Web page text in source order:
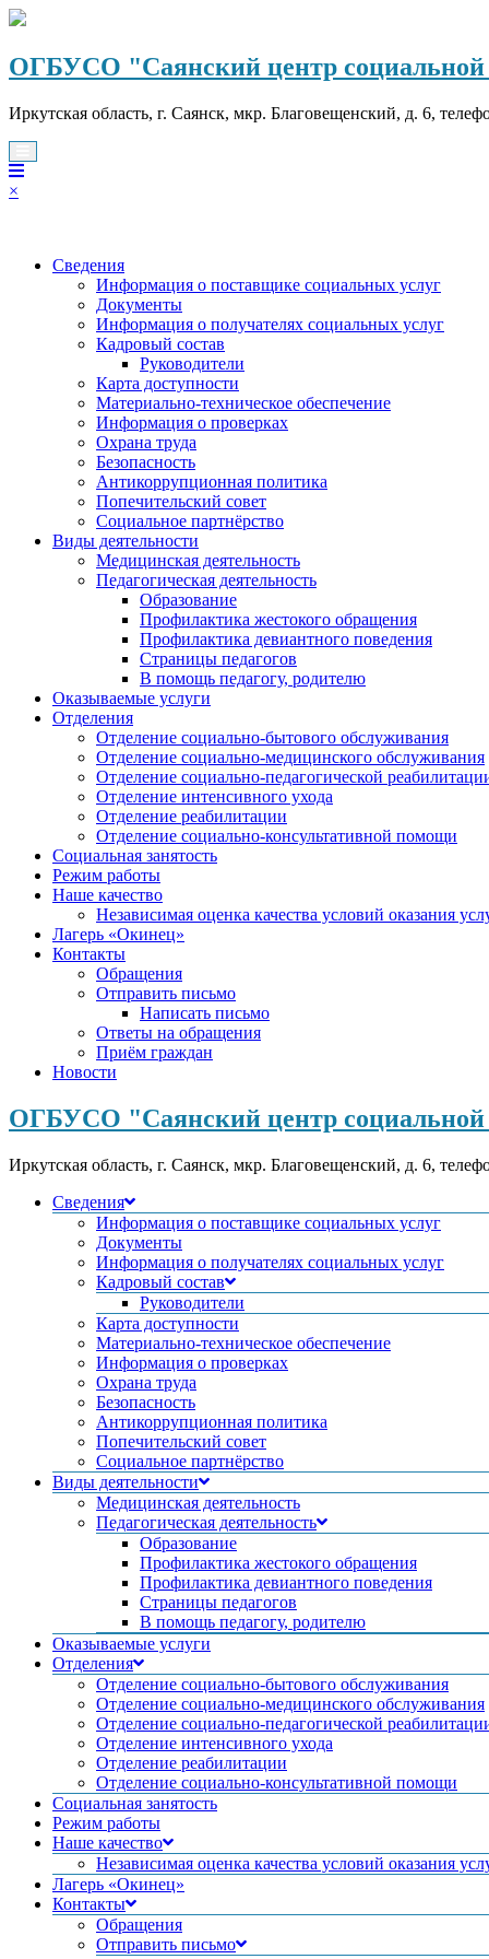
Перейти
содержимому
ОГБУСО "Саянский центр социальной
Иркутская область, г. Саянск, мкр. Благовещенский, д. 6,
×
Сведения
Информация о поставщике социальных услуг
Документы
Информация о получателях социальных услуг
Кадровый состав
Руководители
Карта доступности
Материально-техническое обеспечение
Информация о проверках
Охрана труда
Безопасность
Антикоррупционная политика
Попечительский совет
Социальное партнёрство
Виды деятельности
Медицинская деятельность
Педагогическая деятельность
Образование
Профилактика жестокого обращения
Профилактика девиантного поведения
Страницы педагогов
В помощь педагогу, родителю
Оказываемые услуги
Отделения
Отделение социально-бытового обслуживания
Отделение социально-медицинского обслуживания
Отделение социально-педагогической
Отделение интенсивного ухода
Отделение реабилитации
Отделение социально-консультативной помощи
Социальная занятость
Режим работы
Наше качество
Независимая оценка качества условий оказания
Лагерь «Окинец»
Контакты
Обращения
Отправить письмо
Написать письмо
Ответы на обращения
Приём граждан
Новости
ОГБУСО "Саянский центр социальной
Иркутская область, г. Саянск, мкр. Благовещенский, д. 6,
Сведения
Информация о поставщике социальных услуг
Документы
Информация о получателях социальных услуг
Кадровый состав
Руководители
Карта доступности
Материально-техническое обеспечение
Информация о проверках
Охрана труда
Безопасность
Антикоррупционная политика
Попечительский совет
Социальное партнёрство
Виды деятельности
Медицинская деятельность
Педагогическая деятельность
Образование
Профилактика жестокого обращения
Профилактика девиантного поведения
Страницы педагогов
В помощь педагогу, родителю
Оказываемые услуги
Отделения
Отделение социально-бытового обслуживания
Отделение социально-медицинского обслуживания
Отделение социально-педагогической
Отделение интенсивного ухода
Отделение реабилитации
Отделение социально-консультативной помощи
Социальная занятость
Режим работы
Наше качество
Независимая оценка качества условий оказания
Лагерь «Окинец»
Контакты
Обращения
Отправить письмо